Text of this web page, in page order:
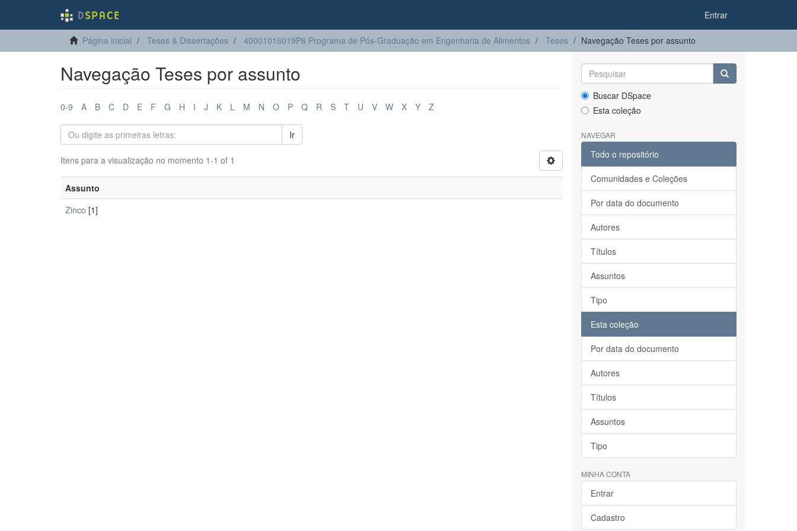
Entrar
Página inicial Teses & Dissertações 40001016019P6 Programa de Pós-Graduação em Engenharia de Alimentos Teses Navegação Teses por assunto
Navegação Teses por assunto
0-9 A B C D E F G H I J K L M N O P Q R S T U V W X Y Z
Ir
Itens para a visualização no momento 1-1 of 1
Assunto
Zinco [1]
Buscar DSpace
Esta coleção
NAVEGAR
Todo o repositório
Comunidades e Coleções
Por data do documento
Autores
Títulos
Assuntos
Tipo
Esta coleção
Por data do documento
Autores
Títulos
Assuntos
Tipo
MINHA CONTA
Entrar
Cadastro